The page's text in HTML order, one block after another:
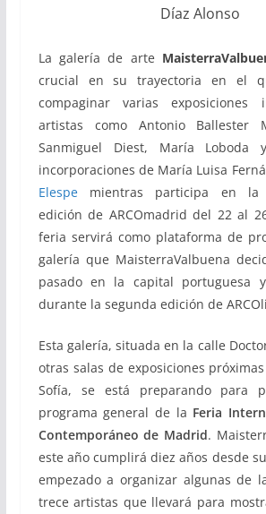
Díaz Alonso
La galería de arte
crucial en su trayectoria en el
compaginar varias exposiciones
artistas como Antonio Ballester
Sanmiguel Diest, María Loboda
incorporaciones de María Luisa
Elespemientras participa en la
edición de ARCOmadrid del 22 al
feria servirá como plataforma de
galería que MaisterraValbuena
pasado en la capital portuguesa
durante la segunda edición de
Esta galería, situada en la calle
otras salas de exposiciones
Sofía, se está preparando para
programa general de la Feria
Contemporáneo de Madrid.
este año cumplirá diez años desde
empezado a organizar algunas de
trece artistas que llevará para